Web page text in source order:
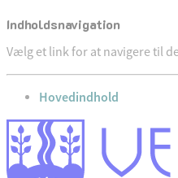
Indholdsnavigation
Vælg et link for at navigere til
gå til
Hovedindhold